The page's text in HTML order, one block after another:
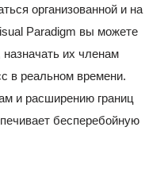
организованной и на
Paradigm вы можете
назначать их членам
в реальном времени.
и расширению границ
бесперебойную